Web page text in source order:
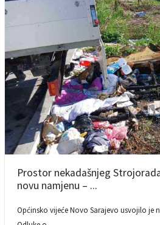
Prostor nekadašnjeg
novu namjenu – ...
Općinsko vijeće Novo Sarajevo usvojilo je